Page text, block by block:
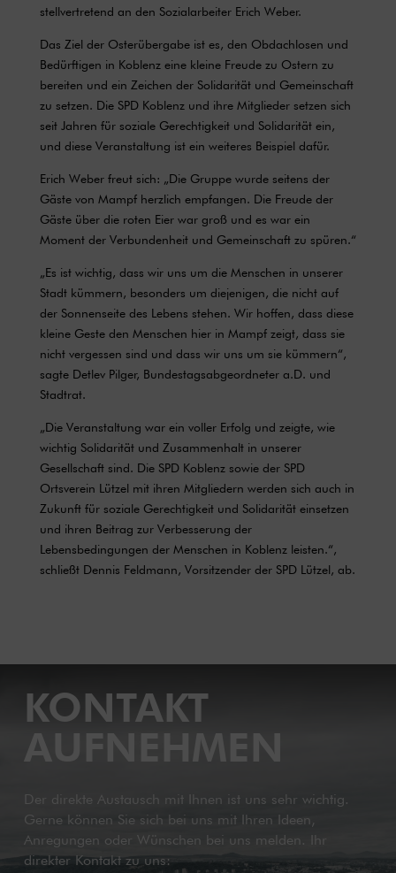
stellvertretend an den Sozialarbeiter Erich Weber.
Das Ziel der Osterübergabe ist es, den Obdachlosen und
Bedürftigen in Koblenz eine kleine Freude zu Ostern zu
bereiten und ein Zeichen der Solidarität und Gemeinschaft
zu setzen. Die SPD Koblenz und ihre Mitglieder setzen sich
seit Jahren für soziale Gerechtigkeit und Solidarität ein,
und diese Veranstaltung ist ein weiteres Beispiel dafür.
Erich Weber freut sich: „Die Gruppe wurde seitens der
Gäste von Mampf herzlich empfangen. Die Freude der
Gäste über die roten Eier war groß und es war ein
Moment der Verbundenheit und Gemeinschaft zu spüren.“
„Es ist wichtig, dass wir uns um die Menschen in unserer
Stadt kümmern, besonders um diejenigen, die nicht auf
der Sonnenseite des Lebens stehen. Wir hoffen, dass diese
kleine Geste den Menschen hier in Mampf zeigt, dass sie
nicht vergessen sind und dass wir uns um sie kümmern“,
sagte Detlev Pilger, Bundestagsabgeordneter a.D. und
Stadtrat.
„Die Veranstaltung war ein voller Erfolg und zeigte, wie
wichtig Solidarität und Zusammenhalt in unserer
Gesellschaft sind. Die SPD Koblenz sowie der SPD
Ortsverein Lützel mit ihren Mitgliedern werden sich auch in
Zukunft für soziale Gerechtigkeit und Solidarität einsetzen
und ihren Beitrag zur Verbesserung der
Lebensbedingungen der Menschen in Koblenz leisten.“,
schließt Dennis Feldmann, Vorsitzender der SPD Lützel, ab.
KONTAKT
AUFNEHMEN
Der direkte Austausch mit Ihnen ist uns sehr wichtig.
Gerne können Sie sich bei uns mit Ihren Ideen,
Anregungen oder Wünschen bei uns melden. Ihr
direkter Kontakt zu uns: